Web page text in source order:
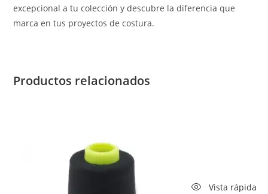
excepcional a tu colección y descubre la diferencia que
marca en tus proyectos de costura.
Productos relacionados
Vista rápida